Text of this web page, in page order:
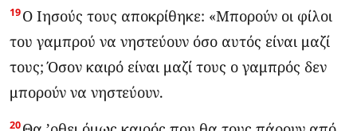
19Ο Ιησούς τους αποκρίθηκε: «Μπορούν οι φίλοι
του γαμπρού να νηστεύουν όσο αυτός είναι μαζί
τους; Όσον καιρό είναι μαζί τους ο γαμπρός δεν
μπορούν να νηστεύουν.
20